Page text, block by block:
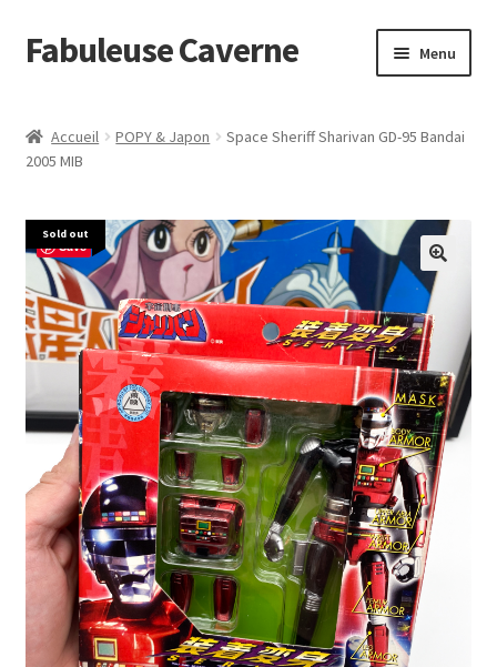
Aller
à
navigation
Aller
au
Fabuleuse Caverne Menu
En boutique
menu
enfant
Superflat Museum Murakami
En réapprovisionnement
Accueil POPY & Japon
Space Sheriff Sharivan GD-95 Bandai
2005 MIB
Sold out
Save